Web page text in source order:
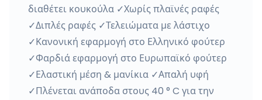
διαθέτει κουκούλα ✓Χωρίς πλαϊνές ραφές
✓Διπλές ραφές ✓Τελειώματα με λάστιχο
✓Κανονική εφαρμογή στο Ελληνικό φούτερ
✓Φαρδιά εφαρμογή στο Ευρωπαϊκό φούτερ
✓Ελαστική μέση & μανίκια ✓Απαλή υφή
✓Πλένεται ανάποδα στους 40 ° C για την